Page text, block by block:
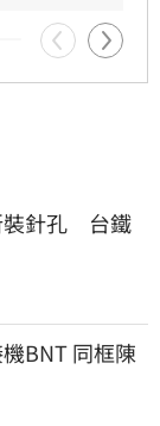
針孔　台鐵
BNT 同框陳